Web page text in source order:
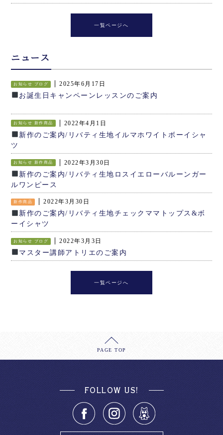
一覧ページへ
ニュース
お知らせ ブログ 2025年6月17日
お誕生日キャンペーンレッスンのご案内
お知らせ 新作商品 2022年4月1日
新作のご案内/リバティ生地イルマホワイトボーイシャ
ツ
お知らせ 新作商品 2022年3月30日
新作のご案内/リバティ生地ロスイエローバルーンガー
ルワンピース
新作商品 2022年3月30日
新作のご案内/リバティ生地チェックママトップス&ボ
ーイシャツ
お知らせ ブログ 2022年3月3日
マスター講師アトリエのご案内
一覧ページへ
PAGE TOP
FOLLOW US!